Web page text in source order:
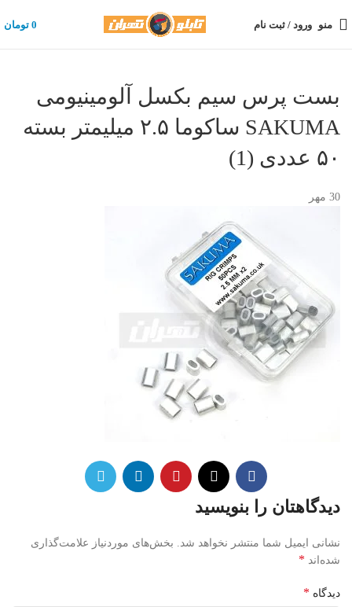
منو ورود / ثبت نام 0 تومان
بست پرس سیم بکسل آلومینیومی
SAKUMA ساکوما ۲.۵ میلیمتر بسته
۵۰ عددی (1)
30 مهر
دیدگاهتان را بنویسید
نشانی ایمیل شما منتشر نخواهد شد. بخش‌های موردنیاز علامت‌گذاری
شده‌اند *
دیدگاه *